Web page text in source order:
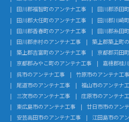
田川郡福智町のアンテナ工事
田川郡添田
田川郡大任町のアンテナ工事
田川郡川崎
田川郡香春町のアンテナ工事
田川郡糸田
田川郡赤村のアンテナ工事
築上郡築上町
築上郡吉富町のアンテナ工事
京都郡苅田
京都郡みやこ町のアンテナ工事
嘉穂郡桂
呉市のアンテナ工事
竹原市のアンテナ工事
尾道市のアンテナ工事
福山市のアンテナ
三次市のアンテナ工事
庄原市のアンテナ
東広島市のアンテナ工事
廿日市市のアン
安芸高田市のアンテナ工事
江田島市のア